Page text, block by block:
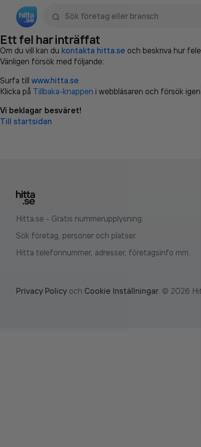
Ett fel har inträffat
Om du vill kan du kontakta hitta.se och beskriva hur
Vänligen försök med följande:
Surfa till www.hitta.se
Klicka på Tillbaka-knappen i webbläsaren och försök igen
Vi beklagar besväret!
Till startsidan
Hitta.se - Gratis nummerupplysning.
Sök företag, personer och platser.
Hitta telefonnummer, adresser, företagsinfo mm.
Privacy Policy och Cookie Inställningar. © 2026